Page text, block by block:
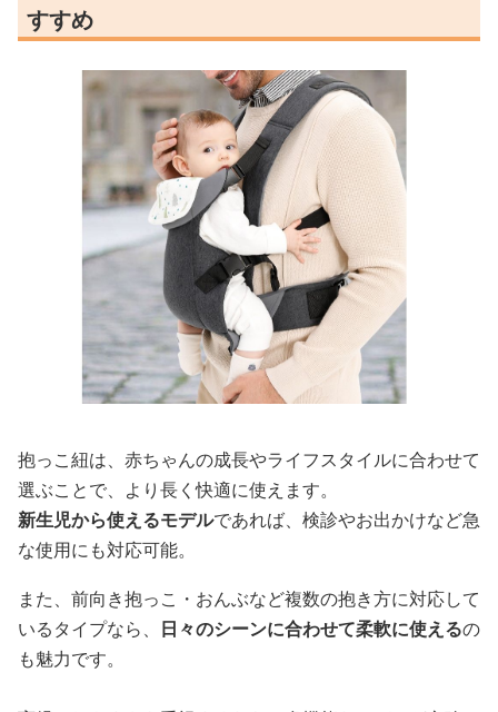
すすめ
抱っこ紐は、赤ちゃんの成長やライフスタイルに合わせて
選ぶことで、より長く快適に使えます。
新生児から使えるモデルであれば、検診やお出かけなど急
な使用にも対応可能。
また、前向き抱っこ・おんぶなど複数の抱き方に対応して
いるタイプなら、 日々のシーンに合わせて柔軟に使えるの
も魅力です。